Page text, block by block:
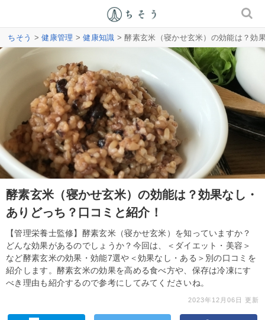
ちそう >健康管理 >健康知識 > 酵素玄米（寝かせ玄米）の効能は？効
酵素玄米（寝かせ玄米）の効能は？効果なし・
ありどっち？口コミと紹介！
【管理栄養士監修】酵素玄米（寝かせ玄米）を知っていますか？
どんな効果があるのでしょうか？今回は、＜ダイエット・美容＞
など酵素玄米の効果・効能7選や＜効果なし・ある＞別の口コミを
紹介します。酵素玄米の効果を高める食べ方や、保存は冷凍にす
べき理由も紹介するので参考にしてみてくださいね。
2023年12月06日 更新